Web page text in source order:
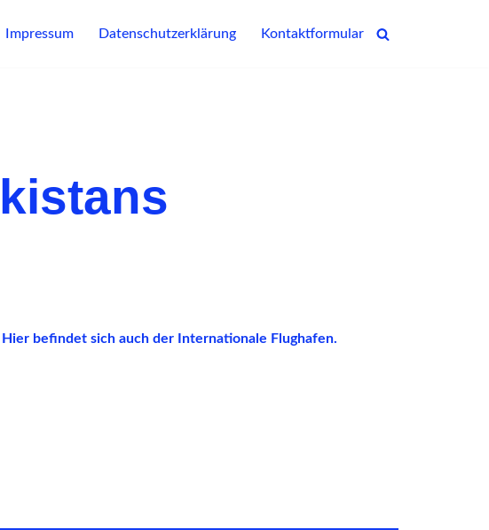
Impressum Datenschutzerklärung Kontaktformular
befindet sich auch der Internationale Flughafen.